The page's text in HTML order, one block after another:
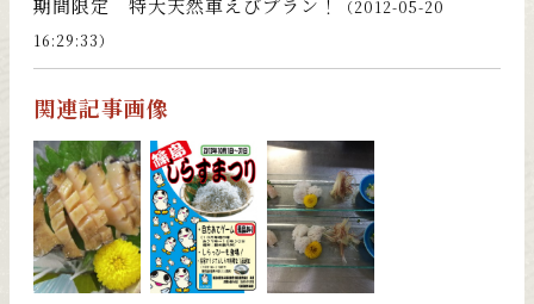
期間限定 特大天然車えびプラン！
（2012-05-20
16:29:33）
関連記事画像